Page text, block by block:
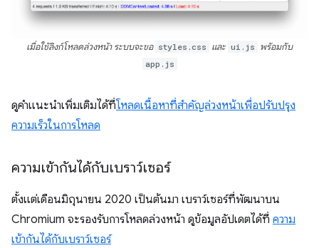
เมื่อใช้ลิงก์โหลดล่วงหน้า ระบบจะขอ styles.css และ ui.js พร้อมกับ
app.js
ดูคำแนะนำเพิ่มเติมได้ที่โหลดเนื้อหาที่สำคัญล่วงหน้าเพื่อปรับปรุง
ความเร็วในการโหลด
ความเข้ากันได้กับเบราว์เซอร์
ตั้งแต่เดือนมิถุนายน 2020 เป็นต้นมา เบราว์เซอร์ที่พัฒนาบน
Chromium จะรองรับการโหลดล่วงหน้า ดูข้อมูลอัปเดตได้ที่ ความ
เข้ากันได้กับเบราว์เซอร์